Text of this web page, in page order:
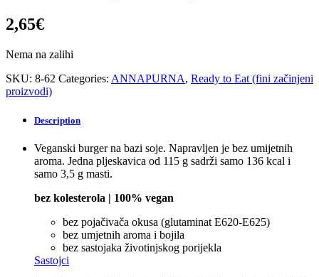
2,65€
Nema na zalihi
SKU: 8-62 Categories: ANNAPURNA, Ready to Eat (fini začinjeni
proizvodi)
Description
Veganski burger na bazi soje. Napravljen je bez umijetnih
aroma. Jedna pljeskavica od 115 g sadrži samo 136 kcal i
samo 3,5 g masti.
bez kolesterola | 100% vegan
bez pojačivača okusa (glutaminat E620-E625)
bez umjetnih aroma i bojila
bez sastojaka životinjskog porijekla
Sastojci